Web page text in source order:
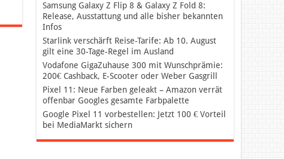
Samsung Galaxy Z Flip 8 & Galaxy Z Fold 8:
Release, Ausstattung und alle bisher bekannten
Infos
Starlink verschärft Reise-Tarife: Ab 10. August
gilt eine 30-Tage-Regel im Ausland
Vodafone GigaZuhause 300 mit Wunschprämie:
200€ Cashback, E-Scooter oder Weber Gasgrill
Pixel 11: Neue Farben geleakt – Amazon verrät
offenbar Googles gesamte Farbpalette
Google Pixel 11 vorbestellen: Jetzt 100 € Vorteil
bei MediaMarkt sichern